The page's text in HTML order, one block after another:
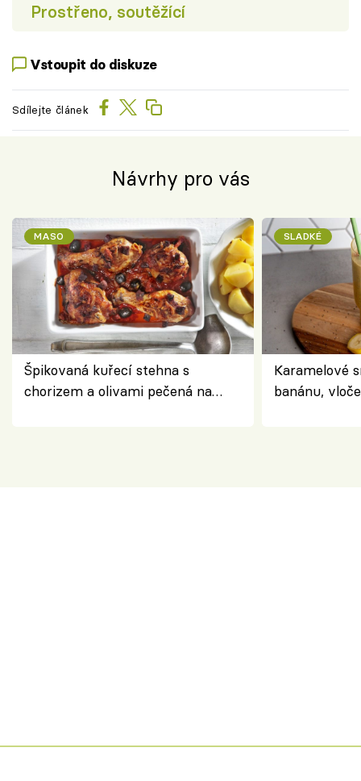
Prostřeno, soutěžící
Vstoupit do diskuze
Sdílejte článek
Návrhy pro vás
MASO
Špikovaná kuřecí stehna s
chorizem a olivami pečená na
SLADKÉ
Karamelové
banánu,